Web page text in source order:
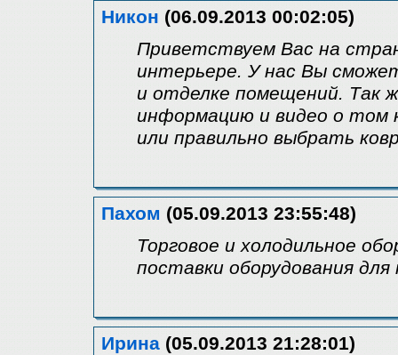
Никон (06.09.2013 00:02:05)
Приветствуем Вас на
интерьере. У нас Вы
и отделке помещений. Так
информацию и видео о том
или правильно выбрать
Пахом (05.09.2013 23:55:48)
Торговое и холодильное
поставки оборудования
Ирина (05.09.2013 21:28:01)